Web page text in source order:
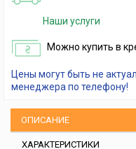
Наши услуги
Можно купить в
Цены могут быть не
менеджера по телефону!
ОПИСАНИЕ
ХАРАКТЕРИСТИКИ